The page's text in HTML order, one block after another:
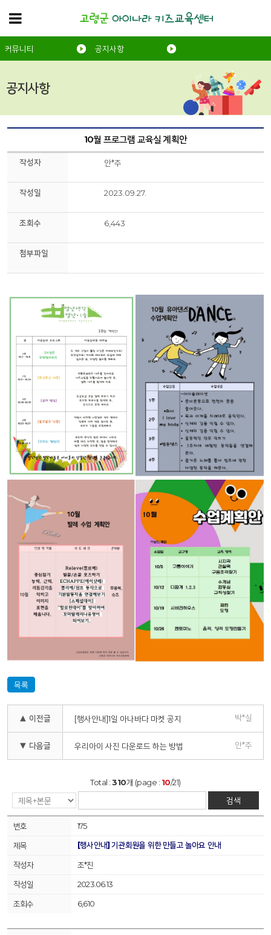
공지사항
커뮤니티 공지사항
10월 프로그램 교육실 계획안
작성자 안*주
작성일 2023.09.27.
조회수 6,443
첨부파일
목록
▲ 이전글 [행사안내]1일 아나바다 마켓 공지 박*실
▼ 다음글 우리아이 사진 다운로드 하는 방법 안*주
Total :310개 (page : 10/21)
검색
175
[행사안내] 기관회원을 위한 만들고 놀아요 안내
조*진
2023.06.13
6,610